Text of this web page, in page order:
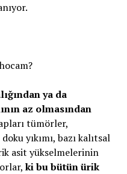
ya da
az olmasından
tümörler,
yıkımı, bazı kalıtsal
asit yükselmelerinin
ki bu bütün ürik